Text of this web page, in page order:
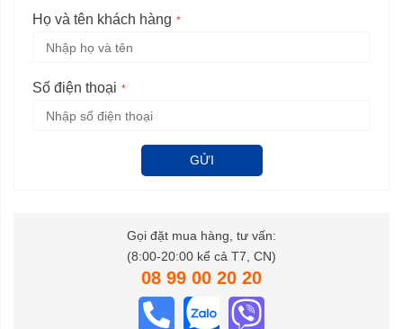
Họ và tên khách hàng
Số điện thoại
GỬI
Gọi đặt mua hàng, tư vấn:
(8:00-20:00 kể cả T7, CN)
08 99 00 20 20